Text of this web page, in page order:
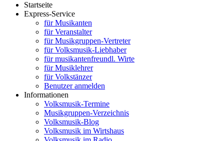
Startseite
Express-Service
für Musikanten
für Veranstalter
für Musikgruppen-Vertreter
für Volksmusik-Liebhaber
für musikantenfreundl. Wirte
für Musiklehrer
für Volkstänzer
Benutzer anmelden
Informationen
Volksmusik-Termine
Musikgruppen-Verzeichnis
Volksmusik-Blog
Volksmusik im Wirtshaus